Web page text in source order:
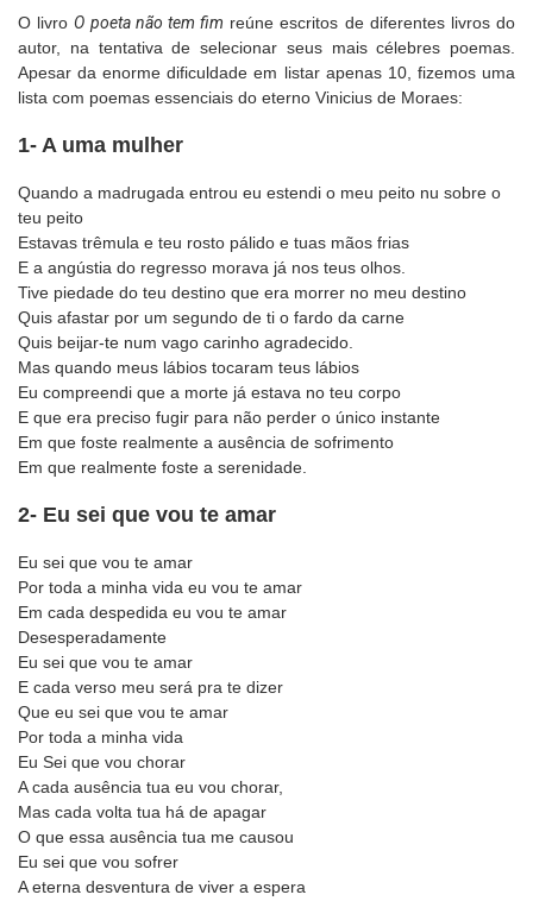
O livro O poeta não tem fim reúne escritos de diferentes livros do
autor, na tentativa de selecionar seus mais célebres poemas.
Apesar da enorme dificuldade em listar apenas 10, fizemos uma
lista com poemas essenciais do eterno Vinicius de Moraes:
1- A uma mulher
Quando a madrugada entrou eu estendi o meu peito nu sobre o
teu peito
Estavas trêmula e teu rosto pálido e tuas mãos frias
E a angústia do regresso morava já nos teus olhos.
Tive piedade do teu destino que era morrer no meu destino
Quis afastar por um segundo de ti o fardo da carne
Quis beijar-te num vago carinho agradecido.
Mas quando meus lábios tocaram teus lábios
Eu compreendi que a morte já estava no teu corpo
E que era preciso fugir para não perder o único instante
Em que foste realmente a ausência de sofrimento
Em que realmente foste a serenidade.
2- Eu sei que vou te amar
Eu sei que vou te amar
Por toda a minha vida eu vou te amar
Em cada despedida eu vou te amar
Desesperadamente
Eu sei que vou te amar
E cada verso meu será pra te dizer
Que eu sei que vou te amar
Por toda a minha vida
Eu Sei que vou chorar
A cada ausência tua eu vou chorar,
Mas cada volta tua há de apagar
O que essa ausência tua me causou
Eu sei que vou sofrer
A eterna desventura de viver a espera